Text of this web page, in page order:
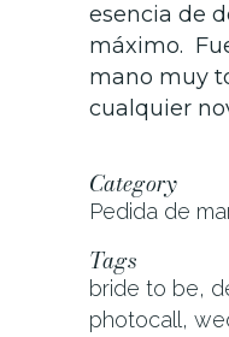
esencia de
máximo.
mano muy
cualquier
Category
Pedida de
Tags
bride to be,
photocall,